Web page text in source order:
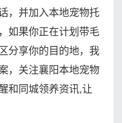
，并加入本地宠物托
如果你正在计划带毛
分享你的目的地，我
，关注襄阳本地宠物
和同城领养资讯,让